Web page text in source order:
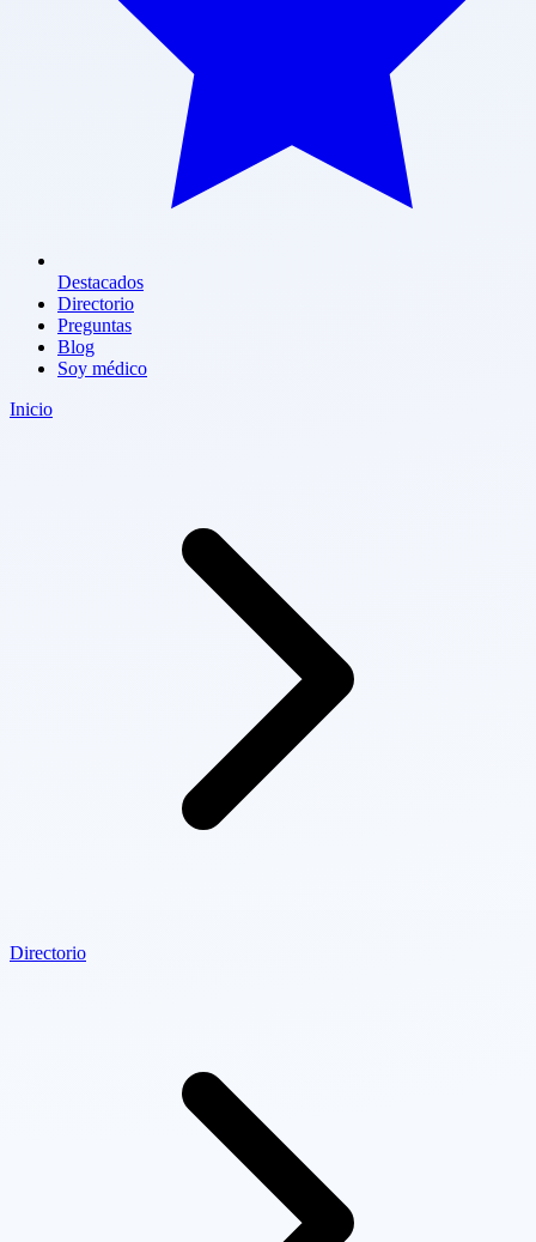
Destacados
Directorio
Preguntas
Blog
Soy médico
Inicio
Directorio